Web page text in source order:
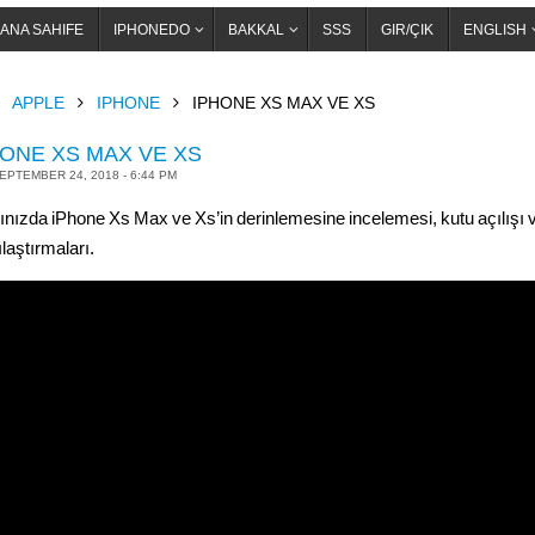
ANA SAHIFE IPHONEDO BAKKAL SSS GIR/ÇIK ENGLISH
APPLE IPHONE IPHONE XS MAX VE XS
XS MAX VE XS
24, 2018 - 6:44 PM
iPhone Xs Max ve Xs’in derinlemesine incelemesi, kutu açılışı